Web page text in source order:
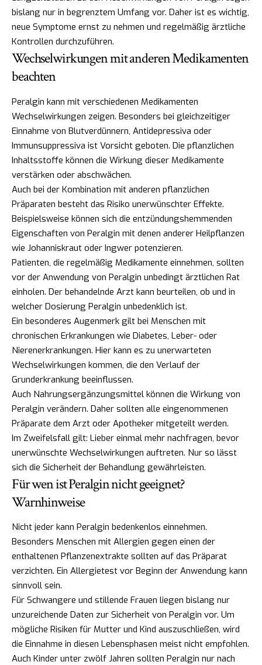
bislang nur in begrenztem Umfang vor. Daher ist es wichtig,
neue Symptome ernst zu nehmen und regelmäßig ärztliche
Kontrollen durchzuführen.
Wechselwirkungen mit anderen Medikamenten
beachten
Peralgin kann mit verschiedenen Medikamenten
Wechselwirkungen zeigen. Besonders bei gleichzeitiger
Einnahme von Blutverdünnern, Antidepressiva oder
Immunsuppressiva ist Vorsicht geboten. Die pflanzlichen
Inhaltsstoffe können die Wirkung dieser Medikamente
verstärken oder abschwächen.
Auch bei der Kombination mit anderen pflanzlichen
Präparaten besteht das Risiko unerwünschter Effekte.
Beispielsweise können sich die entzündungshemmenden
Eigenschaften von Peralgin mit denen anderer Heilpflanzen
wie Johanniskraut oder Ingwer potenzieren.
Patienten, die regelmäßig Medikamente einnehmen, sollten
vor der Anwendung von Peralgin unbedingt ärztlichen Rat
einholen. Der behandelnde Arzt kann beurteilen, ob und in
welcher Dosierung Peralgin unbedenklich ist.
Ein besonderes Augenmerk gilt bei Menschen mit
chronischen Erkrankungen wie Diabetes, Leber- oder
Nierenerkrankungen. Hier kann es zu unerwarteten
Wechselwirkungen kommen, die den Verlauf der
Grunderkrankung beeinflussen.
Auch Nahrungsergänzungsmittel können die Wirkung von
Peralgin verändern. Daher sollten alle eingenommenen
Präparate dem Arzt oder Apotheker mitgeteilt werden.
Im Zweifelsfall gilt: Lieber einmal mehr nachfragen, bevor
unerwünschte Wechselwirkungen auftreten. Nur so lässt
sich die Sicherheit der Behandlung gewährleisten.
Für wen ist Peralgin nicht geeignet?
Warnhinweise
Nicht jeder kann Peralgin bedenkenlos einnehmen.
Besonders Menschen mit Allergien gegen einen der
enthaltenen Pflanzenextrakte sollten auf das Präparat
verzichten. Ein Allergietest vor Beginn der Anwendung kann
sinnvoll sein.
Für Schwangere und stillende Frauen liegen bislang nur
unzureichende Daten zur Sicherheit von Peralgin vor. Um
mögliche Risiken für Mutter und Kind auszuschließen, wird
die Einnahme in diesen Lebensphasen meist nicht empfohlen.
Auch Kinder unter zwölf Jahren sollten Peralgin nur nach